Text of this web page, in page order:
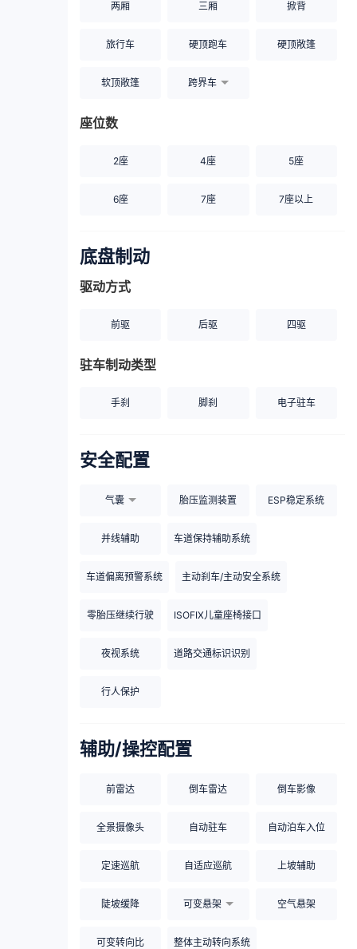
两厢 三厢 掀背
旅行车 硬顶跑车 硬顶敞篷
软顶敞篷 跨界车
座位数
2座 4座 5座
6座 7座 7座以上
底盘制动
驱动方式
前驱 后驱 四驱
驻车制动类型
手刹 脚刹 电子驻车
安全配置
气囊 胎压监测装置 ESP稳定系统
并线辅助 车道保持辅助系统
车道偏离预警系统 主动刹车/主动安全系统
零胎压继续行驶 ISOFIX儿童座椅接口
夜视系统 道路交通标识识别
行人保护
辅助/操控配置
前雷达 倒车雷达 倒车影像
全景摄像头 自动驻车 自动泊车入位
定速巡航 自适应巡航 上坡辅助
陡坡缓降 可变悬架 空气悬架
可变转向比 整体主动转向系统